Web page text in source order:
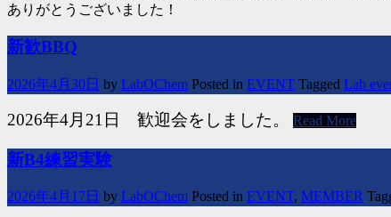
ありがとうございました！
新歓BBQ
2026年4月30日 by LabOChem Posted in EVENT Tagged Lab
2026年4月21日 歓迎会をしました。 Read More
新B4練習実験
2026年4月17日 by LabOChem Posted in EVENT, MEMBER